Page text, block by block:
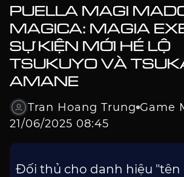
PUELLA MAGI
MAGICA: MAGIA
SỰ KIỆN MỚI HÉ LỘ
TSUKUYO VÀ
AMANE
Tran Hoang Trung Game
21/06/2025 08:45
Đối thủ cho danh hiệu "tên